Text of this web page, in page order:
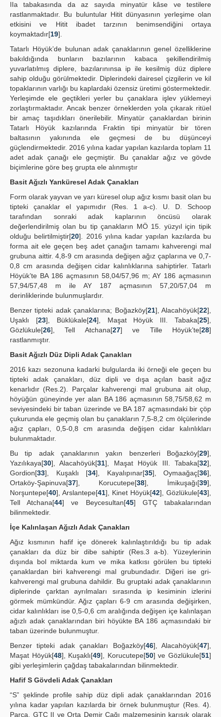
IIa tabakasında da az sayıda minyatür kâse ve testilere
rastlanmaktadır. Bu buluntular Hitit dünyasının yerleşime olan
etkisini ve Hitit ibadet tarzının benimsendiğini ortaya
koymaktadır[19].
Tatarlı Höyük’de bulunan adak çanaklarının genel özelliklerine
bakıldığında bunların bazılarının kabaca şekillendirilmiş
yuvarlatılmış diplere, bazılarınınsa ip ile kesilmiş düz diplere
sahip olduğu görülmektedir. Diplerindeki dairesel çizgilerin ve kil
topaklarının varlığı bu kaplardaki özensiz üretimi göstermektedir.
Yerleşimde ele geçtikleri yerler bu çanaklara işlev yüklemeyi
zorlaştırmaktadır. Ancak benzer örneklerden yola çıkarak ritüel
bir amaç taşıdıkları önerilebilir. Minyatür çanaklardan birinin
Tatarlı Höyük kazılarında Fraktin tipi minyatür bir tören
baltasının yakınında ele geçmesi de bu düşünceyi
güçlendirmektedir. 2016 yılına kadar yapılan kazılarda toplam 11
adet adak çanağı ele geçmiştir. Bu çanaklar ağız ve gövde
biçimlerine göre beş grupta ele alınmıştır
Basit Ağızlı Yarıküresel Adak Çanakları
Form olarak yayvan ve yarı küresel olup ağız kısmı basit olan bu
tipteki çanaklar el yapımıdır (Res. 1 a-c). U. D. Schoop
tarafından sonraki adak kaplarının öncüsü olarak
değerlendirilmiş olan bu tip çanakların MÖ 15. yüzyıl için tipik
olduğu belirtilmiştir[20]. 2016 yılına kadar yapılan kazılarda bu
forma ait ele geçen beş adet çanağın tamamı kahverengi mal
grubuna aittir. 4,8-9 cm arasında değişen ağız çaplarına ve 0,7-
0,8 cm arasında değişen cidar kalınlıklarına sahiptirler. Tatarlı
Höyük’te BA 186 açmasının 58,04/57,96 m; AY 186 açmasının
57,94/57,48 m ile AY 187 açmasının 57,20/57,04 m
derinliklerinde bulunmuşlardır.
Benzer tipteki adak çanaklarına; Boğazköy[21], Alacahöyük[22],
Uşaklı [23], Büklükale[24], Maşat Höyük III. Tabaka[25],
Gözlükule[26], Tell Atchana[27] ve Tille Höyük’te[28]
rastlanmıştır.
Basit Ağızlı Düz Dipli Adak Çanakları
2016 kazı sezonuna kadarki bulgularda iki örneği ele geçen bu
tipteki adak çanakları, düz dipli ve dışa açılan basit ağız
kenarlıdır (Res.2). Parçalar kahverengi mal grubuna ait olup,
höyüğün güneyinde yer alan BA 186 açmasının 58,75/58,62 m
seviyesindeki bir taban üzerinde ve BA 187 açmasındaki bir çöp
çukurunda ele geçmiş olan bu çanakların 7,5-8,2 cm ölçülerinde
ağız çapları, 0,5-0,8 cm arasında değişen cidar kalınlıkları
bulunmaktadır.
Bu tip adak çanaklarının yakın benzerleri Boğazköy[29],
Yazılıkaya[30], Alacahöyük[31], Maşat Höyük III. Tabaka[32],
Gordion[33], Kuşaklı [34], Kayalıpınar[35], Oymaağaç[36],
Ortaköy-Şapinuva[37], Korucutepe[38], İmikuşağı[39],
Norşuntepe[40], Arslantepe[41], Kinet Höyük[42], Gözlükule[43],
Tell Atchana[44] ve Beycesultan[45] GTÇ tabakalarından
bilinmektedir.
İçe Kalınlaşan Ağızlı Adak Çanakları
Ağız kısmının hafif içe dönerek kalınlaştırıldığı bu tip adak
çanakları da düz bir dibe sahiptir (Res.3 a-b). Yüzeylerinin
dışında bol miktarda kum ve mika katkısı görülen bu tipteki
çanaklardan biri kahverengi mal grubundadır. Diğeri ise gri-
kahverengi mal grubuna dahildir. Bu gruptaki adak çanaklarının
diplerinde çarktan ayrılmaları sırasında ip kesiminin izlerini
görmek mümkündür. Ağız çapları 6-9 cm arasında değişirken,
cidar kalınlıkları ise 0,5-0,6 cm aralığında değişen içe kalınlaşan
ağızlı adak çanaklarından biri höyükte BA 186 açmasındaki bir
taban üzerinde bulunmuştur.
Benzer tipteki adak çanakları Boğazköy[46], Alacahöyük[47],
Maşat Höyük[48], Kuşaklı[49], Korucutepe[50] ve Gözlükule[51]
gibi yerleşimlerin çağdaş tabakalarından bilinmektedir.
Hafif S Gövdeli Adak Çanakları
“S” şeklinde profile sahip düz dipli adak çanaklarından 2016
yılına kadar yapılan kazılarda bir örnek bulunmuştur (Res. 4).
Parça, GTÇ II ve Orta Demir Çağı malzemesinin karışık olarak